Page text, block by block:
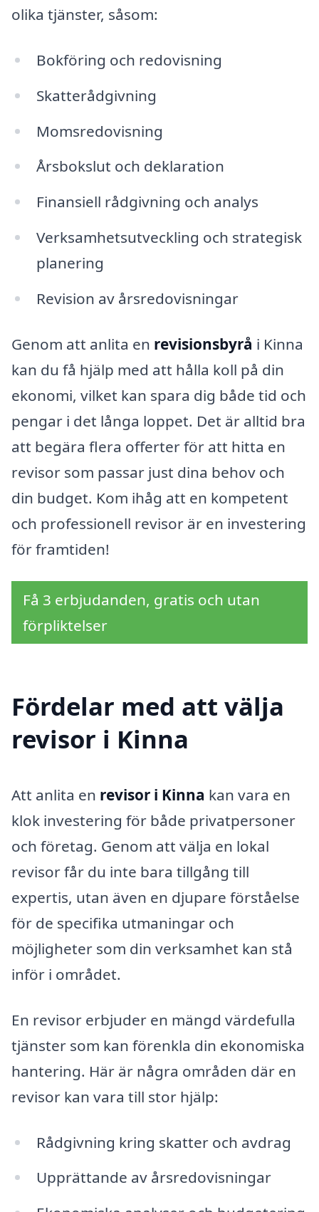
olika tjänster, såsom:
Bokföring och redovisning
Skatterådgivning
Momsredovisning
Årsbokslut och deklaration
Finansiell rådgivning och analys
Verksamhetsutveckling och strategisk
planering
Revision av årsredovisningar
Genom att anlita en revisionsbyrå i Kinna
kan du få hjälp med att hålla koll på din
ekonomi, vilket kan spara dig både tid och
pengar i det långa loppet. Det är alltid bra
att begära flera offerter för att hitta en
revisor som passar just dina behov och
din budget. Kom ihåg att en kompetent
och professionell revisor är en investering
för framtiden!
Få 3 erbjudanden, gratis och utan
förpliktelser
Fördelar med att välja
revisor i Kinna
Att anlita en revisor i Kinna kan vara en
klok investering för både privatpersoner
och företag. Genom att välja en lokal
revisor får du inte bara tillgång till
expertis, utan även en djupare förståelse
för de specifika utmaningar och
möjligheter som din verksamhet kan stå
inför i området.
En revisor erbjuder en mängd värdefulla
tjänster som kan förenkla din ekonomiska
hantering. Här är några områden där en
revisor kan vara till stor hjälp:
Rådgivning kring skatter och avdrag
Upprättande av årsredovisningar